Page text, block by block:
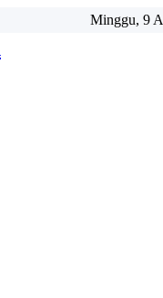
Minggu, 9